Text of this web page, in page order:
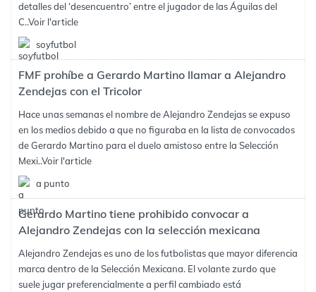
detalles del ‘desencuentro’ entre el jugador de las Águilas del
C..Voir l'article
soyfutbol
FMF prohíbe a Gerardo Martino llamar a Alejandro
Zendejas con el Tricolor
Hace unas semanas el nombre de Alejandro Zendejas se expuso
en los medios debido a que no figuraba en la lista de convocados
de Gerardo Martino para el duelo amistoso entre la Selección
Mexi..Voir l'article
a punto
Gerardo Martino tiene prohibido convocar a
Alejandro Zendejas con la selección mexicana
Alejandro Zendejas es uno de los futbolistas que mayor diferencia
marca dentro de la Selección Mexicana. El volante zurdo que
suele jugar preferencialmente a perfil cambiado está